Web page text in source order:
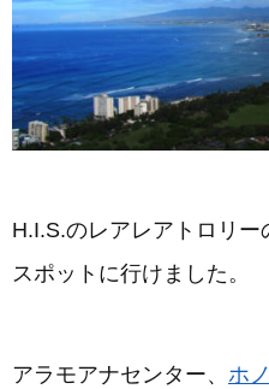
H.I.S.のレアレアトロリ
スポットに行けました。
アラモアナセンター、 ホ